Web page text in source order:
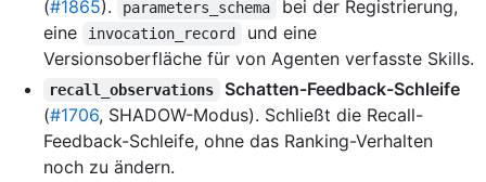
(#1865). parameters_schema
bei der Registrierung,
eine
invocation_record
und eine
Versionsoberfläche für von Agenten verfasste Skills.
recall_observations
Schatten-Feedback-Schleife
(#1706, SHADOW-Modus). Schließt die Recall-
Feedback-Schleife, ohne das Ranking-Verhalten
noch zu ändern.